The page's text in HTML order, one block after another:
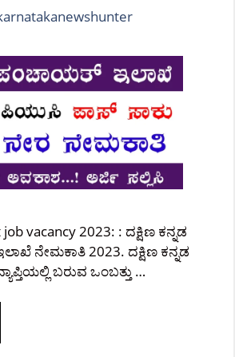
vacancy 2023: : ದಕ್ಷಿಣ ಕನ್ನಡ
ನೇಮಕಾತಿ 2023. ದಕ್ಷಿಣ ಕನ್ನಡ
ಬರುವ ಒಂಬತ್ತು …